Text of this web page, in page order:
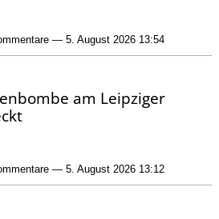
— 5. August 2026 13:54
am Leipziger
— 5. August 2026 13:12